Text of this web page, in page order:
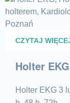
CZYTAJ
Holter EKG
Holter EKG 3